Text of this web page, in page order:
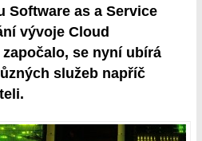
Software as a Service
vývoje Cloud
se nyní ubírá
služeb napříč